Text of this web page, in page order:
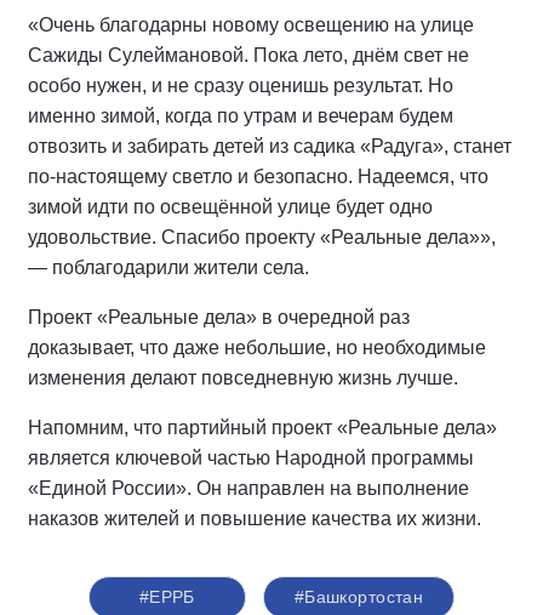
«Очень благодарны новому освещению на улице
Сажиды Сулеймановой. Пока лето, днём свет не
особо нужен, и не сразу оценишь результат. Но
именно зимой, когда по утрам и вечерам будем
отвозить и забирать детей из садика «Радуга», станет
по-настоящему светло и безопасно. Надеемся, что
зимой идти по освещённой улице будет одно
удовольствие. Спасибо проекту «Реальные дела»»,
— поблагодарили жители села.
Проект «Реальные дела» в очередной раз
доказывает, что даже небольшие, но необходимые
изменения делают повседневную жизнь лучше.
Напомним, что партийный проект «Реальные дела»
является ключевой частью Народной программы
«Единой России». Он направлен на выполнение
наказов жителей и повышение качества их жизни.
#ЕРРБ #Башкортостан